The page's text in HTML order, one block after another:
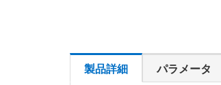
製品詳細 パラメータ